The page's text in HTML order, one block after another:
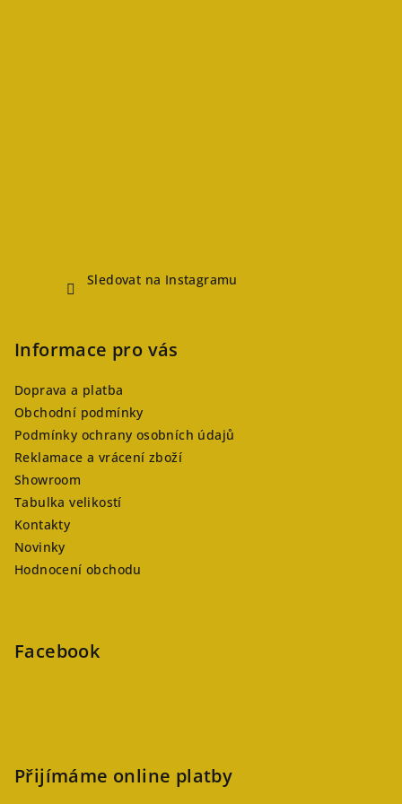
Sledovat na Instagramu
Informace pro vás
Doprava a platba
Obchodní podmínky
Podmínky ochrany osobních údajů
Reklamace a vrácení zboží
Showroom
Tabulka velikostí
Kontakty
Novinky
Hodnocení obchodu
Facebook
Přijímáme online platby